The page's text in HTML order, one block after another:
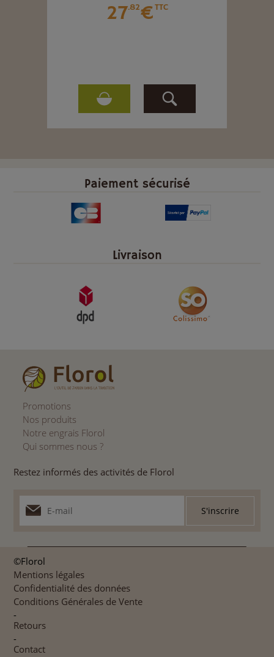
27.82€TTC
Paiement sécurisé
Livraison
Promotions
Nos produits
Notre engrais Florol
Qui sommes nous ?
Restez informés des activités de Florol
©Florol
Mentions légales
Confidentialité des données
Conditions Générales de Vente
-
Retours
-
Contact